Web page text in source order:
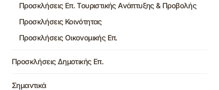
Προσκλήσεις Επ. Τουριστικής Ανάπτυξης & Προβολής
Προσκλήσεις Κοινότητας
Προσκλήσεις Οικονομικής Επ.
Προσκλήσεις Δημοτικής Επ.
Σημαντικά